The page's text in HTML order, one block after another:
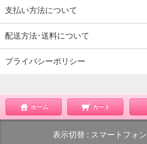
支払い方法について
配送方法･送料について
プライバシーポリシー
ホーム カート
表示切替 : スマートフォン